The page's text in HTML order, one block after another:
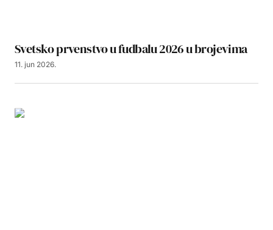
Svetsko prvenstvo u fudbalu 2026 u brojevima
11. jun 2026.